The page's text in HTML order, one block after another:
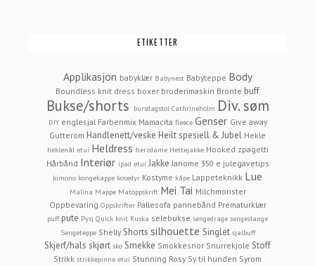
ETIKETTER
Applikasjon babyklær Babynest Babyteppe Body
Boundless knit dress boxer broderimaskin Bronte buff
Bukse/shorts bursdagstol Cathrineholm Div. søm
DIY englesjal Farbenmix Mamacita fleece Genser Give away
Gutterom Handlenett/veske Heilt spesiell & Jubel Hekle
heklenål etui Heldress herzdame Hettejakke Hooked zpagetti
Hårbånd Interiør ipad etui Jakke Janome 350 e julegavetips
kimono kongekappe kosedyr Kostyme kåpe Lappeteknikk Lue
Malina Mappe Matoppskrift Mei Tai Milchmonster
Oppbevaring Oppskrifter Pallesofa pannebånd Prematurklær
puff pute Pysj Quick knit Ruska selebukse sengedrage sengeslange
Sengeteppe Shelly Shorts silhouette Singlet sjalbuff
Skjerf/hals skjørt sko Smekke Smokkesnor Snurrekjole Stoff
Strikk strikkepinne etui Stunning Rosy Sy til hunden Syrom